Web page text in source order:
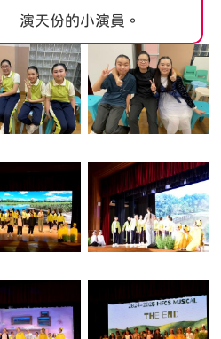
演天份的小演員。